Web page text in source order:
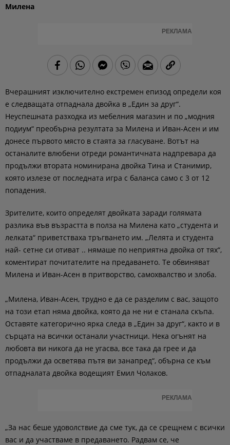
Милена
РЕКЛАМА
Вчерашният изключително екстремен епизод определи коя
е следващата отпаднала двойка в „Един за друг“.
Неуспешната разходка из мебелния магазин и по „модния
подиум“ преобърна резултата за Милена и Иван-Асен и им
донесе първото място в стаята за гласуване. Вотът на
останалите влюбени отреди романтичната надпревара да
продължи втората номинирана двойка Тина и Станимир,
която излезе от последната игра с баланса само с 3 от 12
попадения.
Зрителите, които определят двойката заради голямата
разлика във възрастта в полза на Милена като „студента и
лелката“ приветстваха тръгването им. „Лелята и студента
най- сетне си отиват .. нямаше по неприятна двойка от тях“,
коментират почитателите на предаването. Те обвиняват
Милена и Иван-Асен в притворство, самохвалство и злоба.
„Милена, Иван-Асен, трудно е да се разделим с вас, защото
на този етап няма двойка, която да не ни е станала скъпа.
Оставяте категорично ярка следа в „Един за друг“, както и в
сърцата на всички останали участници. Нека огънят на
любовта ви никога да не угасва, все така да грее и да
продължи да осветява пътя ви занапред“, обърна се към
отпадналата двойка водещият Емил Чолаков.
РЕКЛАМА
„За нас беше удоволствие да сме тук, да се срещнем с всички
вас и да участваме в предаването. Радвам се, че